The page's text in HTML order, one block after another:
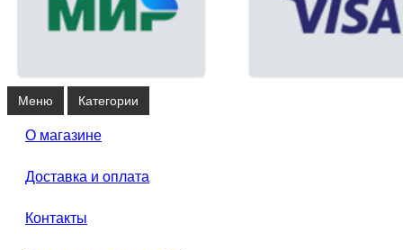
Меню Категории
О магазине
Доставка и оплата
Контакты